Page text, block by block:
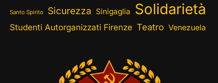
Santo Spirito Sicurezza Sinigaglia Solidarietà
Studenti Autorganizzati Firenze Teatro Venezuela